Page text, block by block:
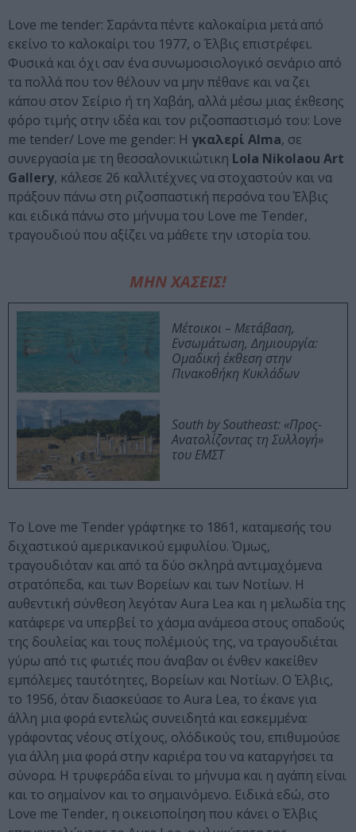
Love me tender: Σαράντα πέντε καλοκαίρια μετά από
εκείνο το καλοκαίρι του 1977, ο Έλβις επιστρέφει.
Φυσικά και όχι σαν ένα συνωμοσιολογικό σενάριο από
τα πολλά που τον θέλουν να μην πέθανε και να ζει
κάπου στον Σείριο ή τη Χαβάη, αλλά μέσω μιας έκθεσης
φόρο τιμής στην ιδέα και τον ριζοσπαστισμό του: Love
me tender/ Love me gender: Η γκαλερί Alma, σε
συνεργασία με τη θεσσαλονικιώτικη Lola Nikolaou Art
Gallery, κάλεσε 26 καλλιτέχνες να στοχαστούν και να
πράξουν πάνω στη ριζοσπαστική περσόνα του Έλβις
και ειδικά πάνω στο μήνυμα του Love me Tender,
τραγουδιού που αξίζει να μάθετε την ιστορία του.
ΜΗΝ ΧΑΣΕΙΣ!
Μέτοικοι – Μετάβαση,
Ενσωμάτωση, Δημιουργία:
Ομαδική έκθεση στην
Πινακοθήκη Κυκλάδων
South by Southeast: «Προς-
Ανατολίζοντας τη Συλλογή»
του ΕΜΣΤ
Το Love me Tender γράφτηκε το 1861, καταμεσής του
διχαστικού αμερικανικού εμφυλίου. Όμως,
τραγουδιόταν και από τα δύο σκληρά αντιμαχόμενα
στρατόπεδα, και των Βορείων και των Νοτίων. Η
αυθεντική σύνθεση λεγόταν Aura Lea και η μελωδία της
κατάφερε να υπερβεί το χάσμα ανάμεσα στους οπαδούς
της δουλείας και τους πολέμιούς της, να τραγουδιέται
γύρω από τις φωτιές που άναβαν οι ένθεν κακείθεν
εμπόλεμες ταυτότητες, Βορείων και Νοτίων. Ο Έλβις,
το 1956, όταν διασκεύασε το Aura Lea, το έκανε για
άλλη μια φορά εντελώς συνειδητά και εσκεμμένα:
γράφοντας νέους στίχους, ολόδικούς του, επιθυμούσε
για άλλη μια φορά στην καριέρα του να καταργήσει τα
σύνορα. Η τρυφεράδα είναι το μήνυμα και η αγάπη είναι
και το σημαίνον και το σημαινόμενο. Ειδικά εδώ, στο
Love me Tender, η οικειοποίηση που κάνει ο Έλβις